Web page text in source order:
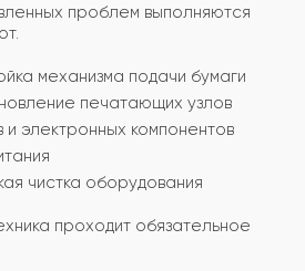
проблем выполняются
механизма подачи бумаги
печатающих узлов
и электронных компонентов
чистка оборудования
проходит обязательное